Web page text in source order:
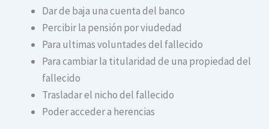
Dar de baja una cuenta del banco
Percibir la pensión por viudedad
Para ultimas voluntades del fallecido
Para cambiar la titularidad de una propiedad del
fallecido
Trasladar el nicho del fallecido
Poder acceder a herencias